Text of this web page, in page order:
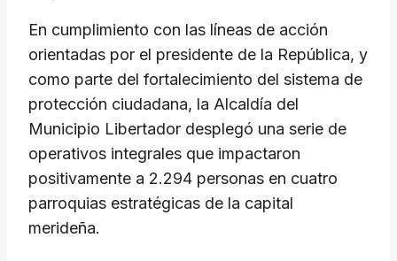
​En cumplimiento con las líneas de acción
orientadas por el presidente de la República, y
como parte del fortalecimiento del sistema de
protección ciudadana, la Alcaldía del
Municipio Libertador desplegó una serie de
operativos integrales que impactaron
positivamente a 2.294 personas en cuatro
parroquias estratégicas de la capital
merideña.